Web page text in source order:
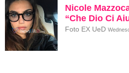
Nicole
“Che Dio Ci
Foto EX UeD